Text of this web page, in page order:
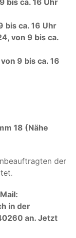
bis ca. 16 Uhr
von 9 bis ca.
9 bis ca. 16
18 (Nähe
der
in der
an. Jetzt